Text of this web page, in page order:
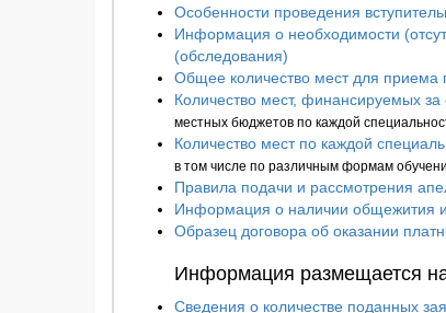
Особенности проведения
Информация о необходимости
(обследования)
Общее количество мест для
Количество мест, финансируемых
местных бюджетов по каждой
Количество мест по каждой
в том числе по различным формам
Правила подачи и рассмотрения
Информация о наличии общежития
Образец договора об оказании
Информация размещается
Сведения о количестве поданных